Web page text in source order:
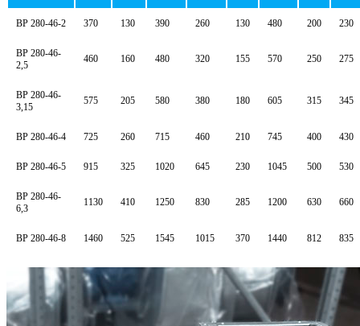
ВР 280-46-2 370 130 390 260 130 480 200 230
ВР 280-46-
2,5
460 160 480 320 155 570 250 275
ВР 280-46-
3,15
575 205 580 380 180 605 315 345
ВР 280-46-4 725 260 715 460 210 745 400 430
ВР 280-46-5 915 325 1020 645 230 1045 500 530
ВР 280-46-
6,3
1130 410 1250 830 285 1200 630 660
ВР 280-46-8 1460 525 1545 1015 370 1440 812 835